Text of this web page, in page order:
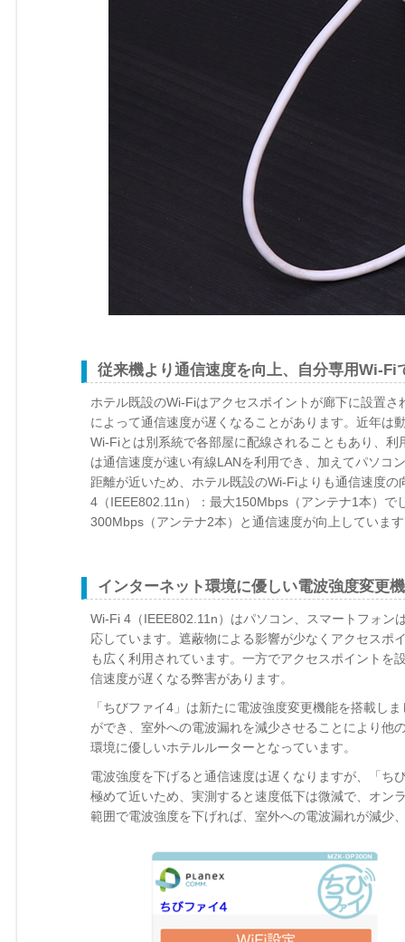
従来機より通信速度を向上、自分専用Wi-
ホテル既設のWi-Fiはアクセスポイントが廊下に設置
によって通信速度が遅くなることがあります。近年は
Wi-Fiとは別系統で各部屋に配線されることもあり、
は通信速度が速い有線LANを利用でき、加えてパソコ
距離が近いため、ホテル既設のWi-Fiよりも通信速度
4（IEEE802.11n）：最大150Mbps（アンテナ1本）
300Mbps（アンテナ2本）と通信速度が向上していま
インターネット環境に優しい電波強度変更
Wi-Fi 4（IEEE802.11n）はパソコン、スマートフォン
応しています。遮蔽物による影響が少なくアクセスポ
も広く利用されています。一方でアクセスポイントを
信速度が遅くなる弊害があります。
「ちびファイ4」は新たに電波強度変更機能を搭載し
ができ、室外への電波漏れを減少させることにより他
環境に優しいホテルルーターとなっています。
電波強度を下げると通信速度は遅くなりますが、「ち
極めて近いため、実測すると速度低下は微減で、オン
範囲で電波強度を下げれば、室外への電波漏れが減少